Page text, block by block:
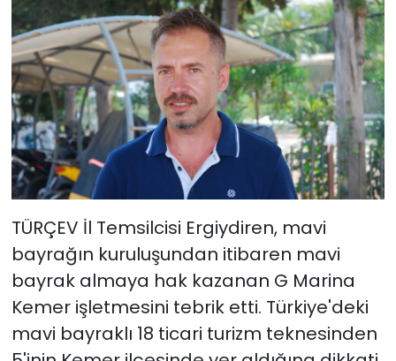
TÜRÇEV İl Temsilcisi Ergiydiren, mavi
bayrağın kuruluşundan itibaren mavi
bayrak almaya hak kazanan G Marina
Kemer işletmesini tebrik etti. Türkiye'deki
mavi bayraklı 18 ticari turizm teknesinden